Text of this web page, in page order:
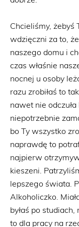
Chcieliśmy, żebyś
wdzięczni za to,
naszego domu i
czas właśnie
nocnej u osoby
razu zrobiłaś to
nawet nie
niepotrzebnie
bo Ty wszystko
naprawdę to
najpierw
kieszeni.
lepszego świata.
Alkoholiczko.
byłaś po
to dla pracy na